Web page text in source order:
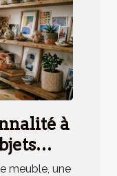
à
?
meuble, une